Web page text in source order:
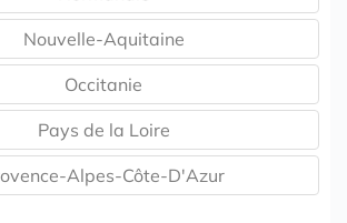
Nouvelle-Aquitaine
Occitanie
Pays de la Loire
Alpes-Côte-D'Azur